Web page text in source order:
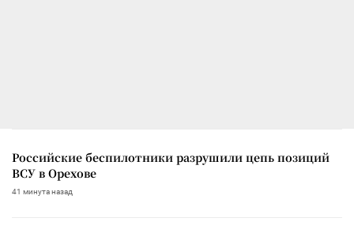
Российские беспилотники разрушили цепь позиций
ВСУ в Орехове
41 минута назад